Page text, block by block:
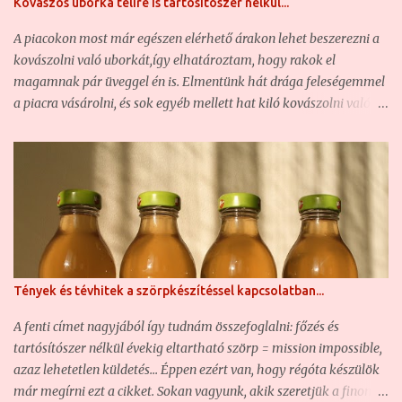
amely sok éves feledésbe merülés után ismét reneszánszát éli. Mi
is bemutatjuk a magunk receptjét, mert hát valljuk be: a
boltokban igen csak drága, ha egyáltalán kapható (280-300
gramm/üveg = közel 1800 forint) ... Zöld dió, a ...
Kovászos uborka télire is tartósítószer nélkül...
A piacokon most már egészen elérhető árakon lehet beszerezni a
kovászolni való uborkát,így elhatároztam, hogy rakok el
magamnak pár üveggel én is. Elmentünk hát drága feleségemmel
a piacra vásárolni, és sok egyéb mellett hat kiló kovászolni való
őstermelőktől vásárolunk. Így volt ez ma is. A Fehérvári úti piac
első emeletén az egyik bácsikánál olyan friss kovászolni való
uborkát találtunk, hogy azt nem is reméltük. Az uborkák végén
még ott fityegett az elszáradt virág rész, az uborka illat érezhető
volt már fél méterről is, és amikor megfogtam, éreztem, hogy
még szúr. Igen, aki nem tudja, annak elárulom: a kovászolni való
uborkát aprócska szőrök borítják. Amikor még friss az uborka,
akkor ez még enyhén szúrja az ember kezét. A sokszor
átpakolászott, innen oda, onnan ide szállított uborkáról ez már
lekopik, és nem szúr. Na általában a piacon kapható uborka már
ebben az öregedési fázisban leledzik. :-) Szóval, elindu...
Tények és tévhitek a szörpkészítéssel kapcsolatban...
A fenti címet nagyjából így tudnám összefoglalni: főzés és
tartósítószer nélkül évekig eltartható szörp = mission impossible,
azaz lehetetlen küldetés... Éppen ezért van, hogy régóta készülök
már megírni ezt a cikket. Sokan vagyunk, akik szeretjük a finom